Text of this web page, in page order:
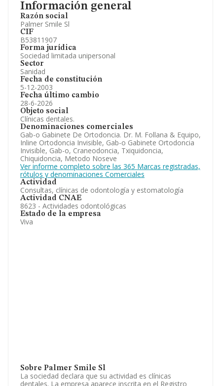
Información general
Razón social
Palmer Smile Sl
CIF
B53811907
Forma jurídica
Sociedad limitada unipersonal
Sector
Sanidad
Fecha de constitución
5-12-2003
Fecha último cambio
28-6-2026
Objeto social
Clínicas dentales.
Denominaciones comerciales
Gab-o Gabinete De Ortodoncia. Dr. M. Follana & Equipo,
Inline Ortodoncia Invisible, Gab-o Gabinete Ortodoncia
Invisible, Gab-o, Craneodoncia, Txiquidoncia,
Chiquidoncia, Metodo Noseve
Ver informe completo sobre las 365 Marcas registradas,
rótulos y denominaciones Comerciales
Actividad
Consultas, clínicas de odontología y estomatología
Actividad CNAE
8623 - Actividades odontológicas
Estado de la empresa
Viva
Sobre Palmer Smile Sl
La sociedad declara que su actividad es clínicas
dentales. La empresa aparece inscrita en el Registro